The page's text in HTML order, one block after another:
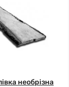
необрізна